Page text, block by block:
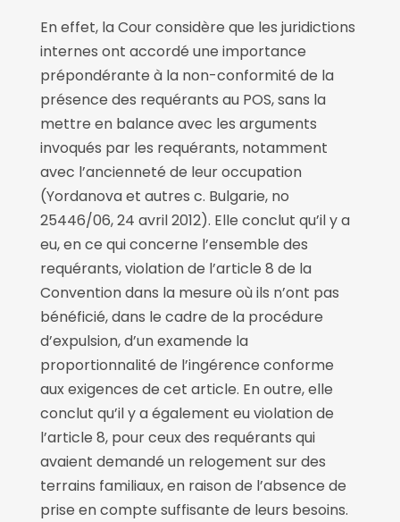
En effet, la Cour considère que les juridictions
internes ont accordé une importance
prépondérante à la non-conformité de la
présence des requérants au POS, sans la
mettre en balance avec les arguments
invoqués par les requérants, notamment
avec l’ancienneté de leur occupation
(Yordanova et autres c. Bulgarie, no
25446/06, 24 avril 2012). Elle conclut qu’il y a
eu, en ce qui concerne l’ensemble des
requérants, violation de l’article 8 de la
Convention dans la mesure où ils n’ont pas
bénéficié, dans le cadre de la procédure
d’expulsion, d’un examende la
proportionnalité de l’ingérence conforme
aux exigences de cet article. En outre, elle
conclut qu’il y a également eu violation de
l’article 8, pour ceux des requérants qui
avaient demandé un relogement sur des
terrains familiaux, en raison de l’absence de
prise en compte suffisante de leurs besoins.